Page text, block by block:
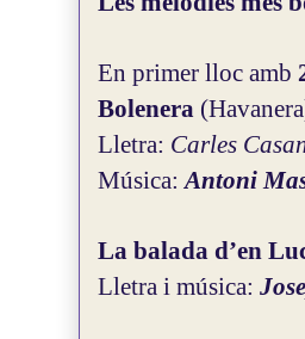
En primer lloc amb
Bolenera
Lletra: Carles
Música:Antoni
La balada d’en
Lletra i música: